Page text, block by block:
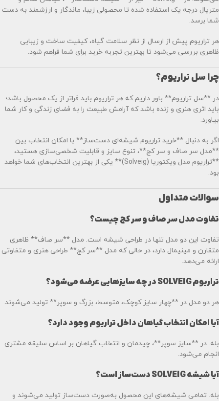
متریال درجه یک استفاده شده تا محصولی زیبا، ماندگار و ارزشمند به دست
شما برسد.
هر تراریوم پیش از ارسال از نظر سلامت گیاه، کیفیت ساخت و زیبایی
ظاهری بررسی می‌شود تا بهترین تجربه خرید برای شما فراهم شود.
چرا سل تراریوم؟
در **سل تراریوم** باور داریم که هر تراریوم باید فراتر از یک محصول باشد؛
باید اثری هنری و زنده باشد که آرامش طبیعت را به فضای زندگی و کار شما
بیاورد.
اگر به دنبال **خرید تراریوم شیشه‌ای دست‌ساز** با امکان انتخاب بین
**مدل سر صاف و سر کج**، تنوع سایز و قابلیت شخصی‌سازی هستید،
**تراریوم مدل ویکتوریا (Solveig)** یکی از بهترین انتخاب‌های شما خواهد
بود.
سوالات متداول
تفاوت مدل سر صاف و سر کج چیست؟
تفاوت این دو مدل تنها در طراحی شیشه است. مدل **سر صاف** ظاهری
متقارن و مینیمال دارد، در حالی که مدل **سر کج** طراحی هنری و متفاوتی
ارائه می‌دهد.
تراریوم SOLVEIG در چه سایزهایی عرضه می‌شود؟
هر دو مدل در **چهار سایز کوچک، متوسط، بزرگ و سوپر** تولید می‌شوند.
آیا امکان انتخاب گیاهان داخل تراریوم وجود دارد؟
بله. در **سایز سوپر**، چیدمان و انتخاب گیاهان بر اساس سلیقه مشتری
انجام می‌شود.
آیا شیشه SOLVEIG دست‌ساز است؟
بله. تمامی شیشه‌های این محصول به‌صورت دست‌ساز تولید می‌شوند و